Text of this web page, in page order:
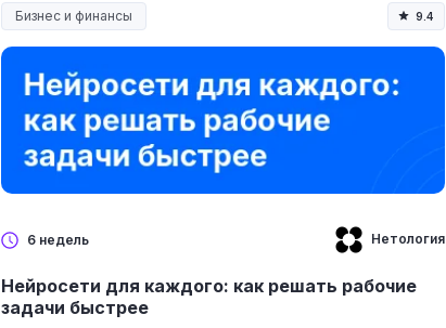
Бизнес и финансы 9.4
6 недель Нетология
Нейросети для каждого: как решать рабочие
задачи быстрее